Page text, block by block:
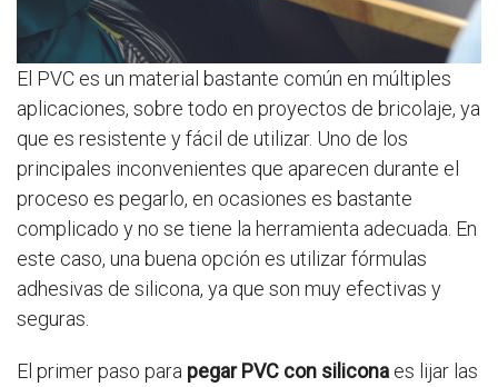
El PVC es un material bastante común en múltiples
aplicaciones, sobre todo en proyectos de bricolaje, ya
que es resistente y fácil de utilizar. Uno de los
principales inconvenientes que aparecen durante el
proceso es pegarlo, en ocasiones es bastante
complicado y no se tiene la herramienta adecuada. En
este caso, una buena opción es utilizar fórmulas
adhesivas de silicona, ya que son muy efectivas y
seguras.
El primer paso para pegar PVC con silicona es lijar las